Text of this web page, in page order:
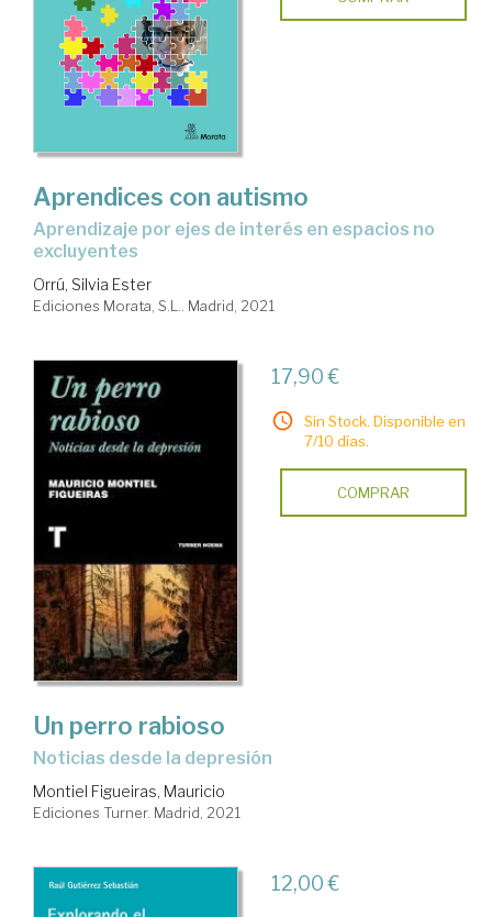
Aprendices con autismo
aprendizaje por ejes de interés en espacios no
excluyentes
Orrú, Silvia Ester
Ediciones Morata, S.L.. Madrid, 2021
17,90 €
Sin Stock. Disponible en
7/10 días.
COMPRAR
Un perro rabioso
noticias desde la depresión
Montiel Figueiras, Mauricio
Ediciones Turner. Madrid, 2021
12,00 €